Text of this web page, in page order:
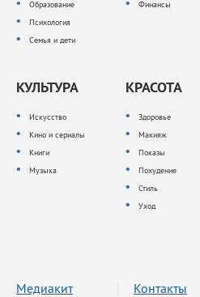
Образование
Психология
Семья и дети
Финансы
КУЛЬТУРА
Искусство
Кино и сериалы
Книги
Музыка
КРАСОТА
Здоровье
Макияж
Показы
Похудение
Стиль
Уход
Медиакит Контакты